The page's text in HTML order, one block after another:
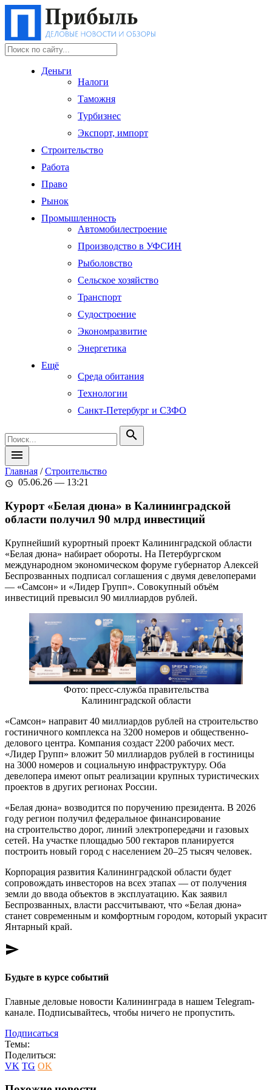
Деньги
Налоги
Таможня
Турбизнес
Экспорт, импорт
Строительство
Работа
Право
Рынок
Промышленность
Автомобилестроение
Производство в УФСИН
Рыболовство
Сельское хозяйство
Транспорт
Судостроение
Экономразвитие
Энергетика
Ещё
Среда обитания
Технологии
Санкт-Петербург и СЗФО
search
menu
Главная /Строительство
schedule 05.06.26 — 13:21
Курорт «Белая дюна» в Калининградской
области получил 90 млрд инвестиций
Крупнейший курортный проект Калининградской области
«Белая дюна» набирает обороты. На Петербургском
международном экономическом форуме губернатор Алексей
Беспрозванных подписал соглашения с двумя девелоперами
— «Самсон» и «Лидер Групп». Совокупный объём
инвестиций превысил 90 миллиардов рублей.
Фото: пресс-служба правительства
Калининградской области
«Самсон» направит 40 миллиардов рублей на строительство
гостиничного комплекса на 3200 номеров и общественно-
делового центра. Компания создаст 2200 рабочих мест.
«Лидер Групп» вложит 50 миллиардов рублей в гостиницы
на 3000 номеров и социальную инфраструктуру. Оба
девелопера имеют опыт реализации крупных туристических
проектов в других регионах России.
«Белая дюна» возводится по поручению президента. В 2026
году регион получил федеральное финансирование
на строительство дорог, линий электропередачи и газовых
сетей. На участке площадью 500 гектаров планируется
построить новый город с населением 20–25 тысяч человек.
Корпорация развития Калининградской области будет
сопровождать инвесторов на всех этапах — от получения
земли до ввода объектов в эксплуатацию. Как заявил
Беспрозванных, власти рассчитывают, что «Белая дюна»
станет современным и комфортным городом, который украсит
Янтарный край.
send
Будьте в курсе событий
Главные деловые новости Калининграда в нашем Telegram-
канале. Подписывайтесь, чтобы ничего не пропустить.
Подписаться
Темы:
Поделиться:
VK TG OK